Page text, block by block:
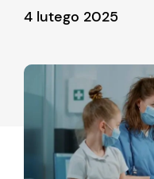
4 lutego 2025